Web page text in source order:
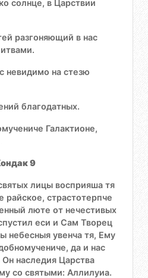
солнце, в Царствии
разгоняющий в нас
невидимо на стезю
благодатных.
Галактионе,
9
лицы восприяша тя
страстотерпче
люте от нечестивых
еси и Сам Творец
небесныя увенча тя, Ему
да и нас
наследия Царства
со святыми: Аллилуиа.